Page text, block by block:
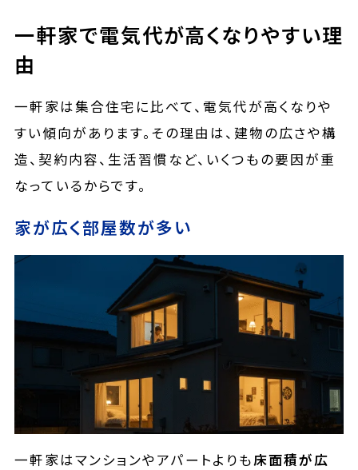
一軒家で電気代が高くなりやすい理
由
一軒家は集合住宅に比べて、電気代が高くなりや
すい傾向があります。その理由は、建物の広さや構
造、契約内容、生活習慣など、いくつもの要因が重
なっているからです。
家が広く部屋数が多い
一軒家はマンションやアパートよりも 床面積が広